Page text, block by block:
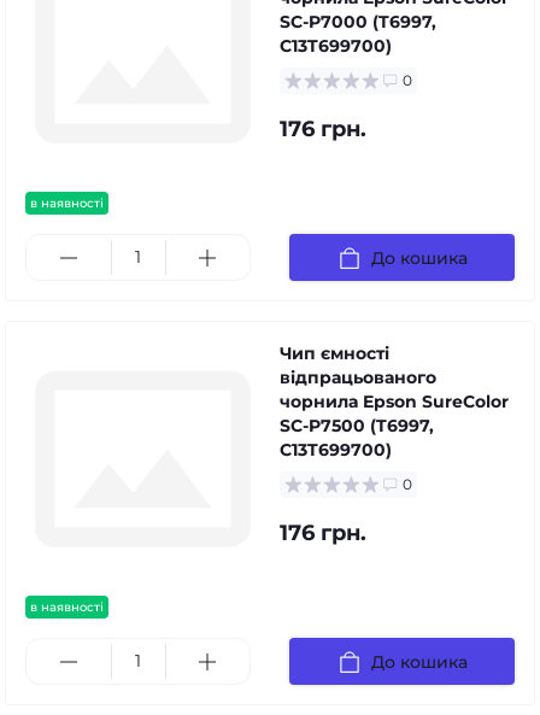
в наявності
SC-P7000 (T6997,
C13T699700)
0
176 грн.
До кошика
в наявності
Чип ємності
відпрацьованого
чорнила Epson SureColor
SC-P7500 (T6997,
C13T699700)
0
176 грн.
До кошика